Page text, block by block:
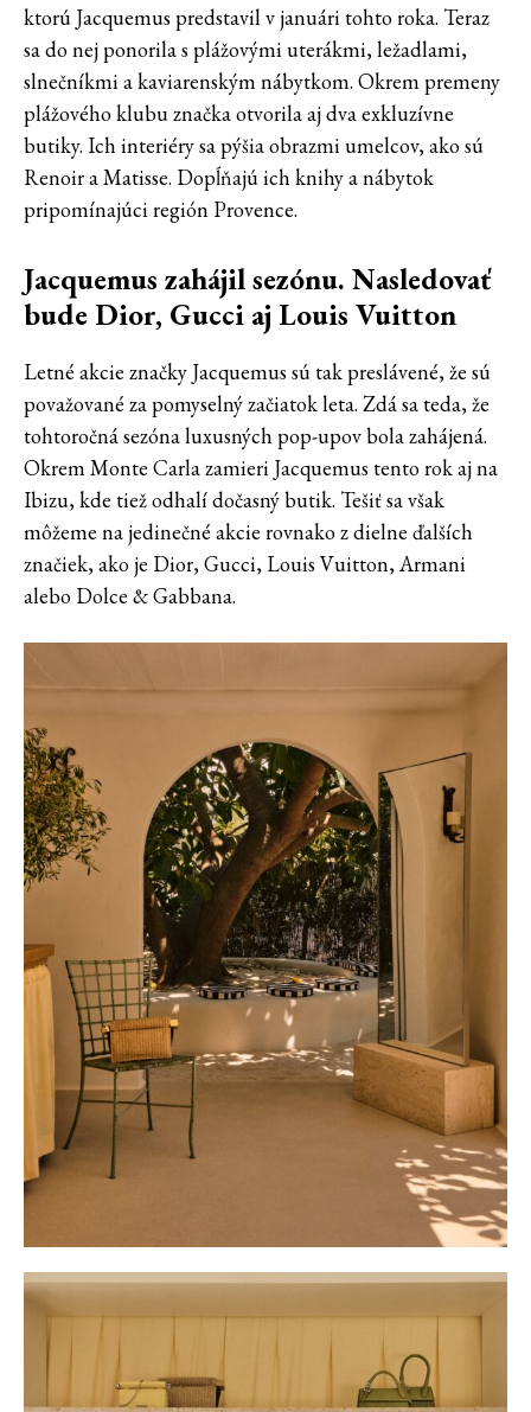
ktorú Jacquemus predstavil v januári tohto roka. Teraz
sa do nej ponorila s plážovými uterákmi, ležadlami,
slnečníkmi a kaviarenským nábytkom. Okrem premeny
plážového klubu značka otvorila aj dva exkluzívne
butiky. Ich interiéry sa pýšia obrazmi umelcov, ako sú
Renoir a Matisse. Dopĺňajú ich knihy a nábytok
pripomínajúci región Provence.
Jacquemus zahájil sezónu. Nasledovať
bude Dior, Gucci aj Louis Vuitton
Letné akcie značky Jacquemus sú tak preslávené, že sú
považované za pomyselný začiatok leta. Zdá sa teda, že
tohtoročná sezóna luxusných pop-upov bola zahájená.
Okrem Monte Carla zamieri Jacquemus tento rok aj na
Ibizu, kde tiež odhalí dočasný butik. Tešiť sa však
môžeme na jedinečné akcie rovnako z dielne ďalších
značiek, ako je Dior, Gucci, Louis Vuitton, Armani
alebo Dolce & Gabbana.